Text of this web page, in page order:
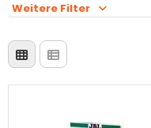
Weitere Filter